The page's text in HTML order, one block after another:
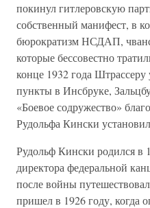
покинул гитлеровскую
собственный манифест, в
бюрократизм НСДАП,
которые бессовестно
конце 1932 года Штрассеру
пункты в Инсбруке,
«Боевое содружество»
Рудольфа Кински
Рудольф Кински родился в
директора федеральной
после войны
пришел в 1926 году, когда